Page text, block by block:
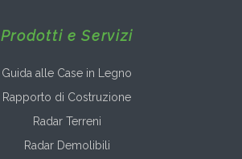
Prodotti e Servizi
Guida alle Case in Legno
Rapporto di Costruzione
Radar Terreni
Radar Demolibili